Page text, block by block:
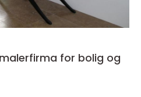
for bolig og